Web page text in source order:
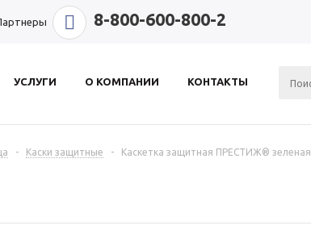
8-800-600-800-2
УСЛУГИ О КОМПАНИИ КОНТАКТЫ
- Каски защитные - Каскетка защитная ПРЕСТИЖ® зеленая